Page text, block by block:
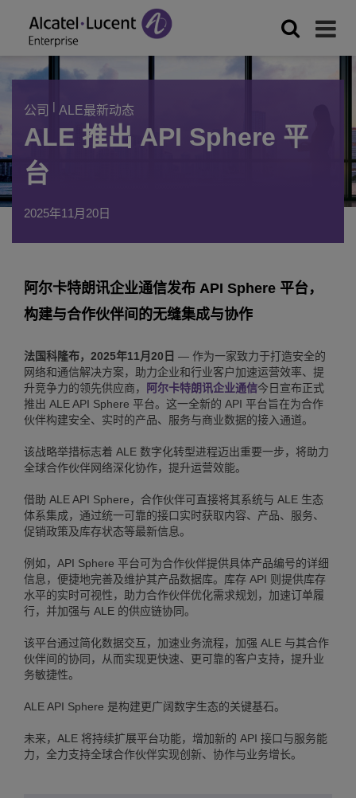
公司 | ALE最新动态
ALE 推出 API Sphere 平
台
2025年11月20日
阿尔卡特朗讯企业通信发布 API Sphere 平台，
构建与合作伙伴间的无缝集成与协作
法国科隆布，2025年11月20日 — 作为一家致力于打造安全的
网络和通信解决方案，助力企业和行业客户加速运营效率、提
升竞争力的领先供应商，
阿尔卡特朗讯企业通信今日宣布正式
推出 ALE API Sphere 平台。这一全新的 API 平台旨在为合作
伙伴构建安全、实时的产品、服务与商业数据的接入通道。
该战略举措标志着 ALE 数字化转型进程迈出重要一步，将助力
全球合作伙伴网络深化协作，提升运营效能。
借助 ALE API Sphere，合作伙伴可直接将其系统与 ALE 生态
体系集成，通过统一可靠的接口实时获取内容、产品、服务、
促销政策及库存状态等最新信息。
例如，API Sphere 平台可为合作伙伴提供具体产品编号的详细
信息，便捷地完善及维护其产品数据库。库存 API 则提供库存
水平的实时可视性，助力合作伙伴优化需求规划，加速订单履
行，并加强与 ALE 的供应链协同。
该平台通过简化数据交互，加速业务流程，加强 ALE 与其合作
伙伴间的协同，从而实现更快速、更可靠的客户支持，提升业
务敏捷性。
ALE API Sphere 是构建更广阔数字生态的关键基石。
未来，ALE 将持续扩展平台功能，增加新的 API 接口与服务能
力，全力支持全球合作伙伴实现创新、协作与业务增长。